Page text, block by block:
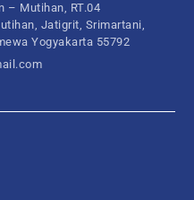
– Mutihan, RT.04
Jatigrit, Srimartani,
Yogyakarta 55792